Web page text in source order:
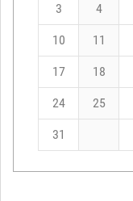
3 4
10 11
17 18
24 25
31